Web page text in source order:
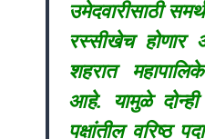
उमेदवारीसाठी
रस्सीखेच होणार
शहरात
आहे. यामुळे
पक्षांतील वरिष्ठ